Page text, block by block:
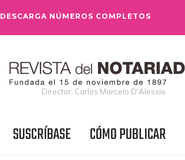
DESCARGA NÚMEROS COMPLETOS
Director: Carlos Marcelo D'Alessio
SUSCRÍBASE CÓMO PUBLICAR